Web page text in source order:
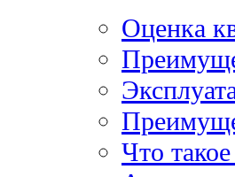
Оценка
Что